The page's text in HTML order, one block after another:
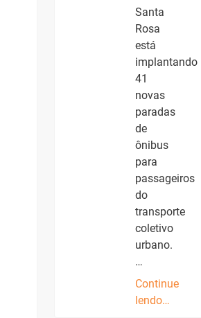
Santa
Rosa
está
implantando
41
novas
paradas
de
ônibus
para
passageiros
do
transporte
coletivo
urbano.
…
Continue
lendo…